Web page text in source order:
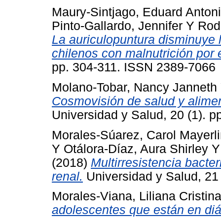
Maury-Sintjago, Eduard
Pinto-Gallardo, Jennifer Y
La auriculopuntura
chilenos con malnutrición por
pp. 304-311. ISSN 2389-7066
Molano-Tobar, Nancy Janneth
Cosmovisión de salud y
Universidad y Salud, 20 (1).
Morales-Súarez, Carol
Y Otálora-Díaz, Aura Shirley
(2018) Multirresistencia
renal. Universidad y Salud,
Morales-Viana, Liliana Cristina
adolescentes que están en